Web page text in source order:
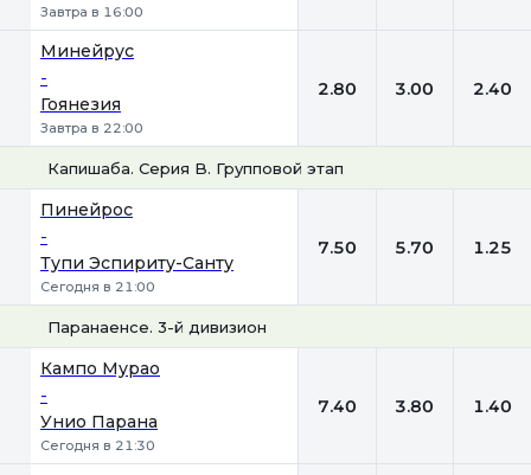
Завтра в 16:00
Минейрус
-
Гоянезия
Завтра в 22:00
2.80 3.00 2.40
Капишаба. Серия B. Групповой этап
Пинейрос
-
Тупи Эспириту-Санту
Сегодня в 21:00
7.50 5.70 1.25
Паранаенсе. 3-й дивизион
Кампо Мурао
-
Унио Парана
Сегодня в 21:30
7.40 3.80 1.40